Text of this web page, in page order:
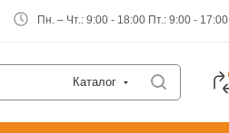
Пн. – Чт.: 9:00 - 18:00 Пт.: 9:00 - 17:00
Каталог